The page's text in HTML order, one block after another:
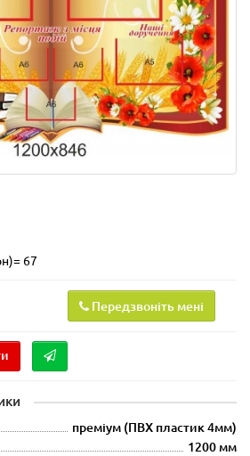
67
Передзвоніть мені
преміум (ПВХ пластик 4мм)
1200 мм